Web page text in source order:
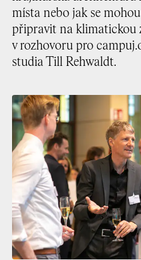
místa nebo jak se
připravit na klimatickou
v rozhovoru pro
studia Till Rehwaldt.